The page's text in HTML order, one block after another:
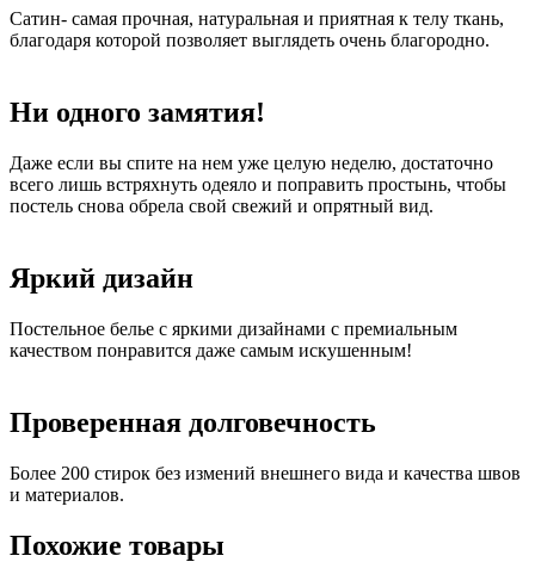
Сатин- самая прочная, натуральная и приятная к телу ткань,
благодаря которой позволяет выглядеть очень благородно.
Ни одного замятия!
Даже если вы спите на нем уже целую неделю, достаточно
всего лишь встряхнуть одеяло и поправить простынь, чтобы
постель снова обрела свой свежий и опрятный вид.
Яркий дизайн
Постельное белье с яркими дизайнами с премиальным
качеством понравится даже самым искушенным!
Проверенная долговечность
Более 200 стирок без измений внешнего вида и качества швов
и материалов.
Похожие товары